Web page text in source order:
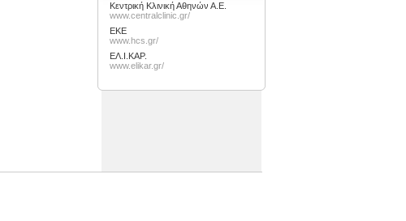
Κεντρική Κλινική Αθηνών Α.Ε.
www.centralclinic.gr/
ΕΚΕ
www.hcs.gr/
ΕΛ.Ι.ΚΑΡ.
www.elikar.gr/